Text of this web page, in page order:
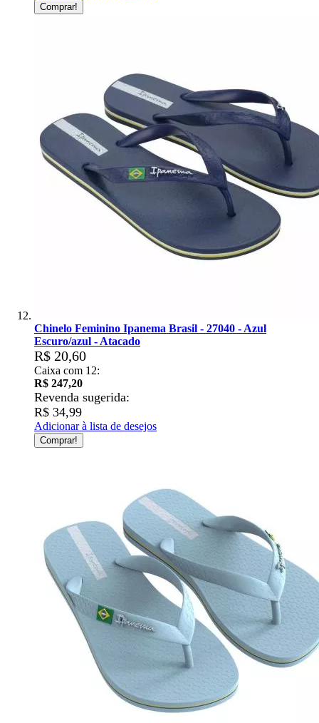
Comprar!
Chinelo Feminino Ipanema Brasil - 27040 - Azul
Escuro/azul - Atacado
R$ 20,60
Caixa com 12:
R$ 247,20
Revenda sugerida:
R$ 34,99
Adicionar à lista de desejos
Comprar!